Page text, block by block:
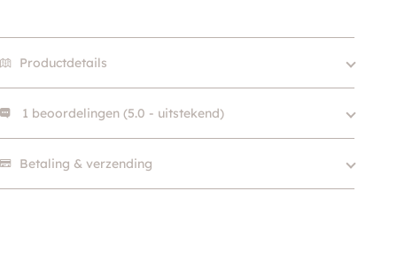
Productdetails
Merk Beeztees
Size
13cm, 16cm, 20cm, 25cm,
1 beoordelingen (5.0 - uitstekend)
Betaling & verzending